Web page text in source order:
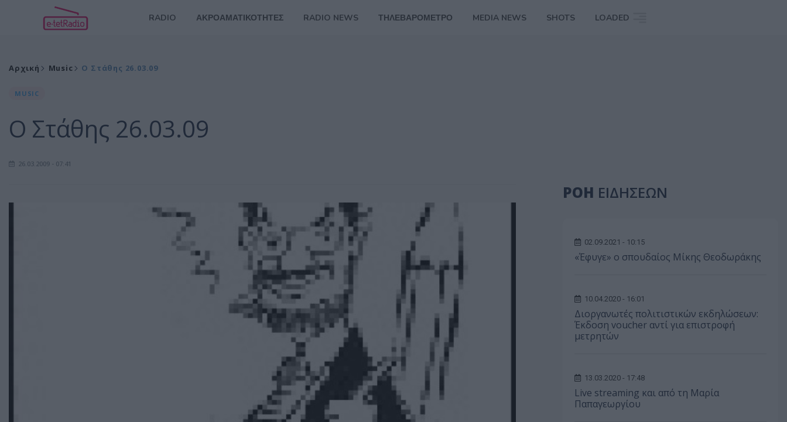
RADIO ΑΚΡΟΑΜΑΤΙΚΟΤΗΤΕΣ RADIO NEWS ΤΗΛΕΒΑΡΟΜΕΤΡΟ MEDIA NEWS SHOTS LOADED
Αρχική Music Ο Στάθης 26.03.09
MUSIC
Ο Στάθης 26.03.09
26.03.2009 - 07:41
ΡΟΗ ΕΙΔΗΣΕΩΝ
02.09.2021 - 10:15
«Έφυγε» ο σπουδαίος Μίκης Θεοδωράκης
10.04.2020 - 16:01
Διοργανωτές πολιτιστικών εκδηλώσεων:
Έκδοση voucher αντί για επιστροφή
μετρητών
13.03.2020 - 17:48
Live streaming και από τη Μαρία
Παπαγεωργίου